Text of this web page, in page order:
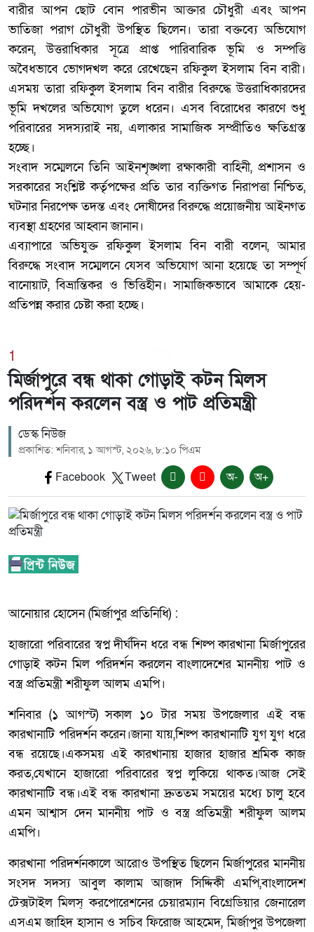
বারীর আপন ছোট বোন পারভীন আক্তার চৌধুরী এবং আপন
ভাতিজা পরাগ চৌধুরী উপস্থিত ছিলেন। তারা বক্তব্যে অভিযোগ
করেন, উত্তরাধিকার সূত্রে প্রাপ্ত পারিবারিক ভূমি ও সম্পত্তি
অবৈধভাবে ভোগদখল করে রেখেছেন রফিকুল ইসলাম বিন বারী।
এসময় তারা রফিকুল ইসলাম বিন বারীর বিরুদ্ধে উত্তরাধিকারদের
ভূমি দখলের অভিযোগ তুলে ধরেন। এসব বিরোধের কারণে শুধু
পরিবারের সদস্যরাই নয়, এলাকার সামাজিক সম্প্রীতিও ক্ষতিগ্রস্ত
হচ্ছে।
‎সংবাদ সম্মেলনে তিনি আইনশৃঙ্খলা রক্ষাকারী বাহিনী, প্রশাসন ও
সরকারের সংশ্লিষ্ট কর্তৃপক্ষের প্রতি তার ব্যক্তিগত নিরাপত্তা নিশ্চিত,
ঘটনার নিরপেক্ষ তদন্ত এবং দোষীদের বিরুদ্ধে প্রয়োজনীয় আইনগত
ব্যবস্থা গ্রহণের আহ্বান জানান।
‎এব্যাপারে অভিযুক্ত রফিকুল ইসলাম বিন বারী বলেন, আমার
বিরুদ্ধে সংবাদ সম্মেলনে যেসব অভিযোগ আনা হয়েছে তা সম্পূর্ণ
বানোয়াট, বিভ্রান্তিকর ও ভিত্তিহীন। সামাজিকভাবে আমাকে হেয়-
প্রতিপন্ন করার চেষ্টা করা হচ্ছে।
1
মির্জাপুরে বন্ধ থাকা গোড়াই কটন মিলস
পরিদর্শন করলেন বস্ত্র ও পাট প্রতিমন্ত্রী
ডেস্ক নিউজ
প্রকাশিত: শনিবার, ১ আগস্ট, ২০২৬, ৮:১০ পিএম
Facebook Tweet অ- অ+
আনোয়ার হোসেন (মির্জাপুর প্রতিনিধি) :
হাজারো পরিবারের স্বপ্ন দীর্ঘদিন ধরে বন্ধ শিল্প কারখানা মির্জাপুরের
গোড়াই কটন মিল পরিদর্শন করলেন বাংলাদেশের মাননীয় পাট ও
বস্ত্র প্রতিমন্ত্রী শরীফুল আলম এমপি।
শনিবার (১ আগস্ট) সকাল ১০ টার সময় উপজেলার এই বন্ধ
কারখানাটি পরিদর্শন করেন।জানা যায়,শিল্প কারখানাটি যুগ যুগ ধরে
বন্ধ রয়েছে।একসময় এই কারখানায় হাজার হাজার শ্রমিক কাজ
করত,যেখানে হাজারো পরিবারের স্বপ্ন লুকিয়ে থাকত।আজ সেই
কারখানাটি বন্ধ।এই বন্ধ কারখানা দ্রুততম সময়ের মধ্যে চালু হবে
এমন আশ্বাস দেন মাননীয় পাট ও বস্ত্র প্রতিমন্ত্রী শরীফুল আলম
এমপি।
কারখানা পরিদর্শনকালে আরোও উপস্থিত ছিলেন মির্জাপুরের মাননীয়
সংসদ সদস্য আবুল কালাম আজাদ সিদ্দিকী এমপি,বাংলাদেশ
টেক্সটাইল মিলস্ করপোরেশনের চেয়ারম্যান বিগ্রেডিয়ার জেনারেল
এসএম জাহিদ হাসান ও সচিব ফিরোজ আহমেদ, মির্জাপুর উপজেলা